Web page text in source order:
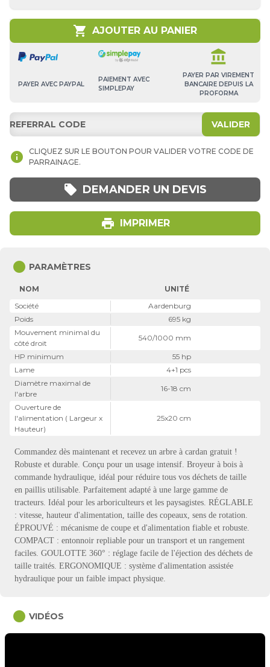
shopping_cart AJOUTER AU PANIER
PAYER AVEC PAYPAL
PAIEMENT AVEC
SIMPLEPAY
account_balance
PAYER PAR VIREMENT
BANCAIRE DEPUIS LA
PROFORMA
VALIDER
info
CLIQUEZ SUR LE BOUTON POUR VALIDER VOTRE CODE DE
PARRAINAGE.
local_offer DEMANDER UN DEVIS
print IMPRIMER
circle PARAMÈTRES
NOM
UNITÉ
Société
Aardenburg
Poids
695 kg
Mouvement minimal du
côté droit
540/1000 mm
HP minimum
55 hp
Lame
4+1 pcs
Diamètre maximal de
l'arbre
16-18 cm
Ouverture de
l'alimentation ( Largeur x
Hauteur)
25x20 cm
Commandez dès maintenant et recevez un arbre à cardan gratuit !
Robuste et durable. Conçu pour un usage intensif. Broyeur à bois à
commande hydraulique, idéal pour réduire tous vos déchets de taille
en paillis utilisable. Parfaitement adapté à une large gamme de
tracteurs. Idéal pour les arboriculteurs et les paysagistes. RÉGLABLE
: vitesse, hauteur d'alimentation, taille des copeaux, sens de rotation.
ÉPROUVÉ : mécanisme de coupe et d'alimentation fiable et robuste.
COMPACT : entonnoir repliable pour un transport et un rangement
faciles. GOULOTTE 360° : réglage facile de l'éjection des déchets de
taille traités. ERGONOMIQUE : système d'alimentation assistée
hydraulique pour un faible impact physique.
circle VIDÉOS